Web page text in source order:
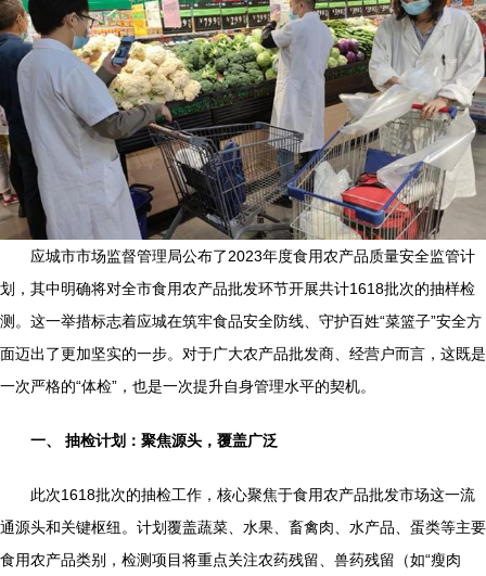
应城市市场监督管理局公布了2023年度食用农产品质量安全监管计
划，其中明确将对全市食用农产品批发环节开展共计1618批次的抽样检
测。这一举措标志着应城在筑牢食品安全防线、守护百姓“菜篮子”安全方
面迈出了更加坚实的一步。对于广大农产品批发商、经营户而言，这既是
一次严格的“体检”，也是一次提升自身管理水平的契机。
一、 抽检计划：聚焦源头，覆盖广泛
此次1618批次的抽检工作，核心聚焦于食用农产品批发市场这一流
通源头和关键枢纽。计划覆盖蔬菜、水果、畜禽肉、水产品、蛋类等主要
食用农产品类别，检测项目将重点关注农药残留、兽药残留（如“瘦肉